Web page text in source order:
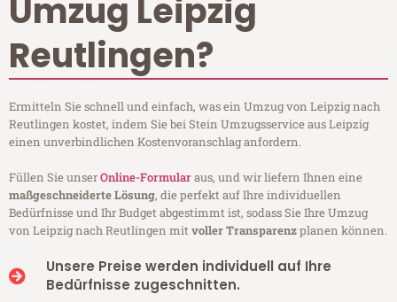
Umzug Leipzig
Reutlingen?
Ermitteln Sie schnell und einfach, was ein Umzug von Leipzig nach
Reutlingen kostet, indem Sie bei Stein Umzugsservice aus Leipzig
einen unverbindlichen Kostenvoranschlag anfordern.
Füllen Sie unserOnline-Formularaus, und wir liefern Ihnen eine
maßgeschneiderte Lösung, die perfekt auf Ihre individuellen
Bedürfnisse und Ihr Budget abgestimmt ist, sodass Sie Ihre Umzug
von Leipzig nach Reutlingen mitvoller Transparenzplanen können.
Unsere Preise werden individuell auf Ihre
Bedürfnisse zugeschnitten.